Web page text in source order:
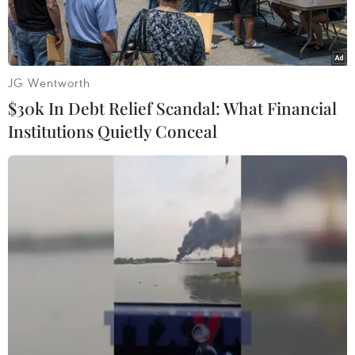
Tổng thống Nga Vladimir Putin (trái) và Tổng thống đắc cử Mỹ
Donald Trump. (Nguồn: CNN)
Theo Reuters, ngày 23/12, Tổng thống Nga
Vladimir Putin cho biết ông mong muốn các
quan hệ Nga-Mỹ sẽ bình thường trở lại, đồng
thời bày tỏ sẵn sàng thăm Mỹ nếu được Tổng
thống đắc cử Donald Trump mời.
JG Wentworth
$30k In Debt Relief Scandal: What Financial
Institutions Quietly Conceal